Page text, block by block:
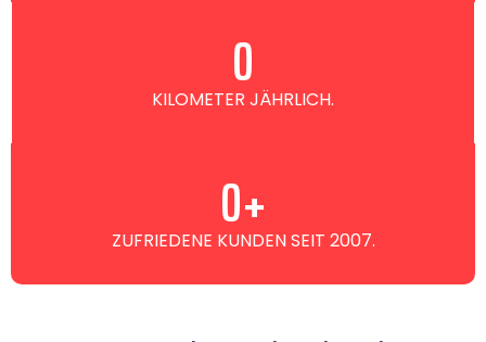
KILOMETER JÄHRLICH.
0
ZUFRIEDENE KUNDEN SEIT 2007.
0+